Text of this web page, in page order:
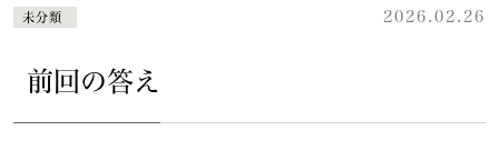
未分類 2026.02.26
前回の答え